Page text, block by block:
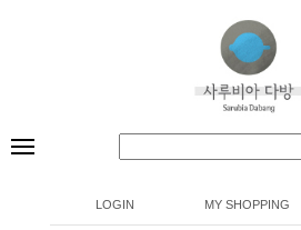
LOGIN MY SHOPPING